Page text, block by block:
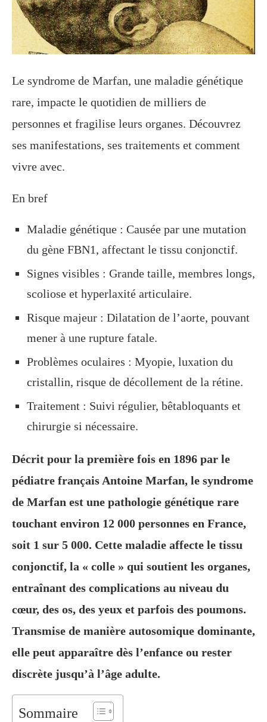
Le syndrome de Marfan, une maladie génétique
rare, impacte le quotidien de milliers de
personnes et fragilise leurs organes. Découvrez
ses manifestations, ses traitements et comment
vivre avec.
En bref
Maladie génétique : Causée par une mutation
du gène FBN1, affectant le tissu conjonctif.
Signes visibles : Grande taille, membres longs,
scoliose et hyperlaxité articulaire.
Risque majeur : Dilatation de l’aorte, pouvant
mener à une rupture fatale.
Problèmes oculaires : Myopie, luxation du
cristallin, risque de décollement de la rétine.
Traitement : Suivi régulier, bêtabloquants et
chirurgie si nécessaire.
Décrit pour la première fois en 1896 par le
pédiatre français Antoine Marfan, le syndrome
de Marfan est une pathologie génétique rare
touchant environ 12 000 personnes en France,
soit 1 sur 5 000. Cette maladie affecte le tissu
conjonctif, la « colle » qui soutient les organes,
entraînant des complications au niveau du
cœur, des os, des yeux et parfois des poumons.
Transmise de manière autosomique dominante,
elle peut apparaître dès l’enfance ou rester
discrète jusqu’à l’âge adulte.
Sommaire